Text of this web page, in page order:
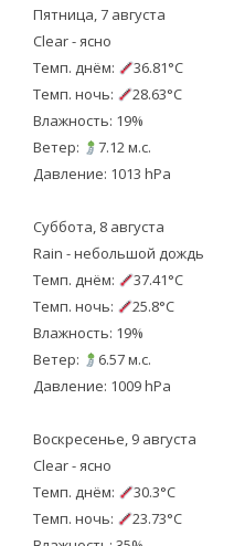
Пятница, 7 августа
Clear - ясно
Темп. днём:
36.81°C
Темп. ночь:
28.63°C
Влажность: 19%
Ветер:
7.12 м.с.
Давление: 1013 hPa
Суббота, 8 августа
Rain - небольшой дождь
Темп. днём:
37.41°C
Темп. ночь:
25.8°C
Влажность: 19%
Ветер:
6.57 м.с.
Давление: 1009 hPa
Воскресенье, 9 августа
Clear - ясно
Темп. днём:
30.3°C
Темп. ночь:
23.73°C